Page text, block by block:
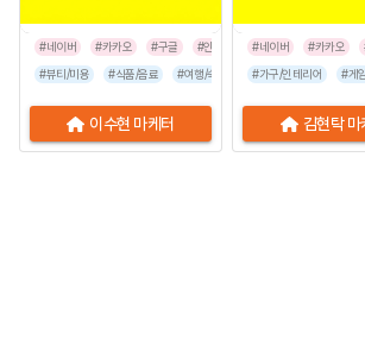
#네이버 #카카오 #구글
#인스타그램
#뷰티/미용
#식품/음료 #여행/숙박 #유통/쇼핑몰 #프랜차
이수현 마케터
#네이버 #카카오
#가구/인테리어
#게
김현탁 마